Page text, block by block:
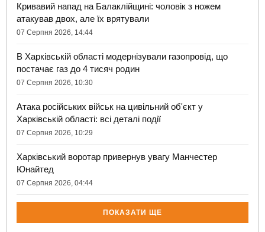
Кривавий напад на Балаклійщині: чоловік з ножем
атакував двох, але їх врятували
07 Серпня 2026, 14:44
В Харківській області модернізували газопровід, що
постачає газ до 4 тисяч родин
07 Серпня 2026, 10:30
Атака російських військ на цивільний об'єкт у
Харківській області: всі деталі події
07 Серпня 2026, 10:29
Харківський воротар привернув увагу Манчестер
Юнайтед
07 Серпня 2026, 04:44
ПОКАЗАТИ ЩЕ